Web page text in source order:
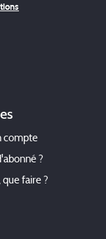
compte
?
que faire ?